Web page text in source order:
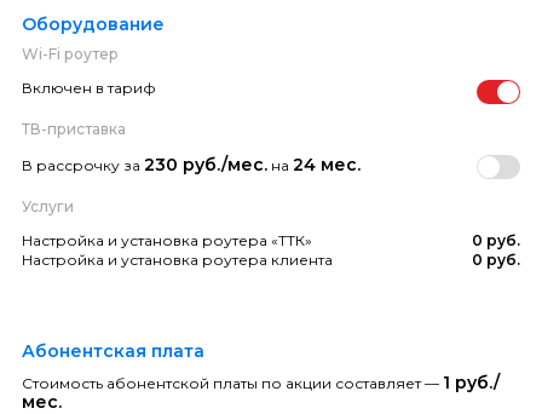
Оборудование
Wi-Fi роутер
Включен в тариф
ТВ-приставка
В рассрочку за 230 руб./мес. на 24 мес.
Услуги
Настройка и установка роутера «ТТК»
0 руб.
Настройка и установка роутера клиента
0 руб.
Абонентская плата
Стоимость абонентской платы по акции составляет — 1 руб./
мес.